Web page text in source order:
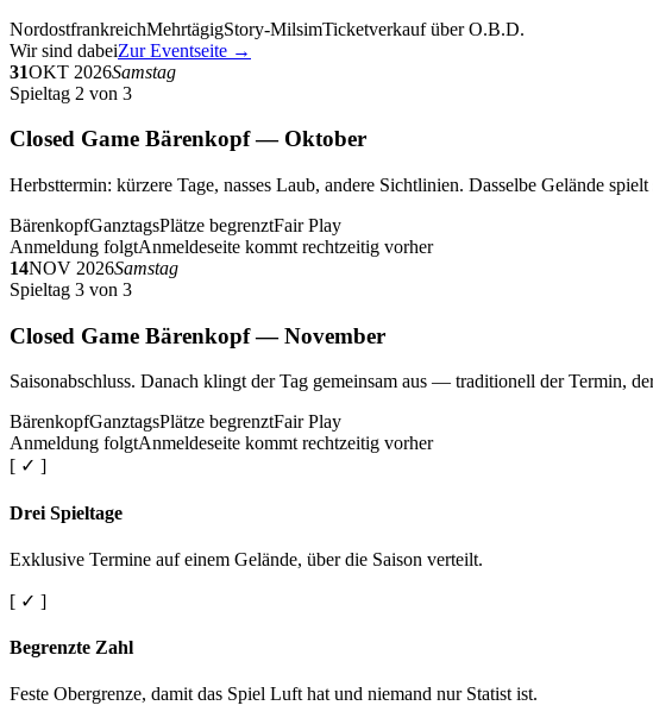
NordostfrankreichMehrtägigStory-MilsimTicketverkauf über O.B.D.
Wir sind dabeiZur Eventseite →
31OKT 2026Samstag
Spieltag 2 von 3
Closed Game Bärenkopf — Oktober
Herbsttermin: kürzere Tage, nasses Laub, andere Sichtlinien. Dasselbe Gelände
BärenkopfGanztagsPlätze begrenztFair Play
Anmeldung folgtAnmeldeseite kommt rechtzeitig vorher
14NOV 2026Samstag
Spieltag 3 von 3
Closed Game Bärenkopf — November
Saisonabschluss. Danach klingt der Tag gemeinsam aus — traditionell der Termin,
BärenkopfGanztagsPlätze begrenztFair Play
Anmeldung folgtAnmeldeseite kommt rechtzeitig vorher
[ ✓ ]
Drei Spieltage
Exklusive Termine auf einem Gelände, über die Saison verteilt.
[ ✓ ]
Begrenzte Zahl
Feste Obergrenze, damit das Spiel Luft hat und niemand nur Statist ist.